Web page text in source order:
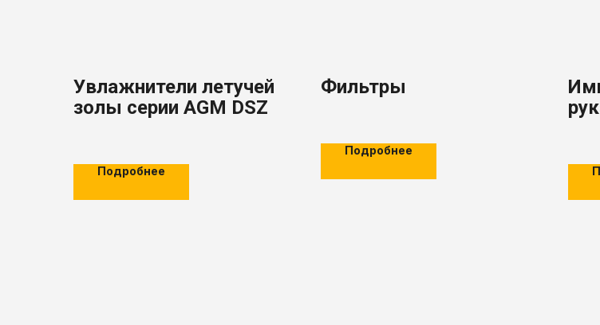
Увлажнители летучей
золы серии AGM DSZ
Подробнее
Фильтры
Подробнее